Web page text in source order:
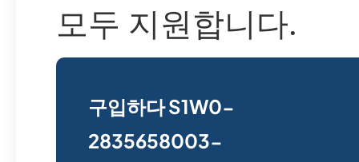
모두 지원합니다.
구입하다 S1W0-
2835658003-